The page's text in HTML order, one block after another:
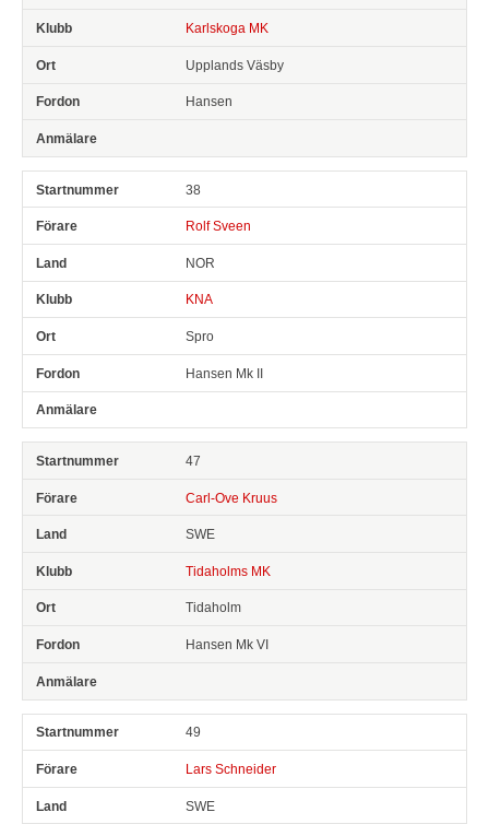
Karlskoga MK
Upplands Väsby
Hansen
38
Rolf Sveen
NOR
KNA
Spro
Hansen Mk II
47
Carl-Ove Kruus
SWE
Tidaholms MK
Tidaholm
Hansen Mk VI
49
Lars Schneider
SWE